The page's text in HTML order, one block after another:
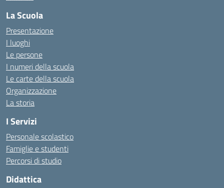
La Scuola
Presentazione
I luoghi
Le persone
I numeri della scuola
Le carte della scuola
Organizzazione
La storia
I Servizi
Personale scolastico
Famiglie e studenti
Percorsi di studio
Didattica